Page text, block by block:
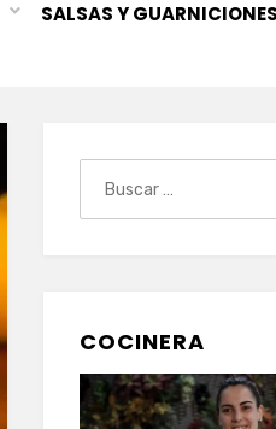
SALSAS Y GUARNICIONES
COCINERA